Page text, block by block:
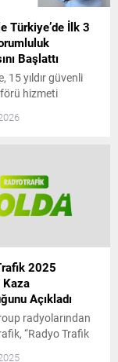
Türkiye’de İlk 3
Başlattı
15 yıldır güvenli
hizmeti
Şahıs
yılında araç
güvenli ve
alternatifi
farklı sebeplerle
kişilere
şoförler eşliğinde
hizmeti...
2025
Kaza
Açıkladı
radyolarından
“Radyo Trafik